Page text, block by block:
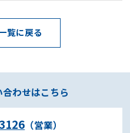
覧に戻る
わせはこちら
（営業）